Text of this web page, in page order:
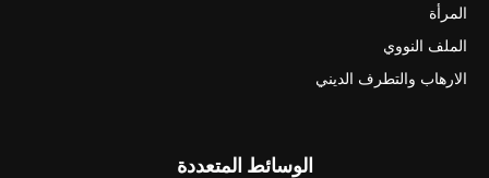
المرأة
الملف النووي
الارهاب والتطرف الديني
الوسائط المتعددة